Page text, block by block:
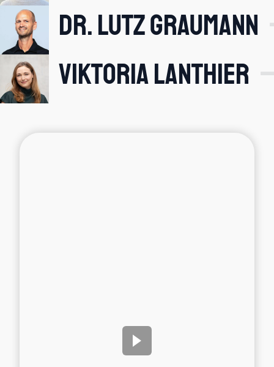
Dr. Lutz Graumann
Viktoria Lanthier